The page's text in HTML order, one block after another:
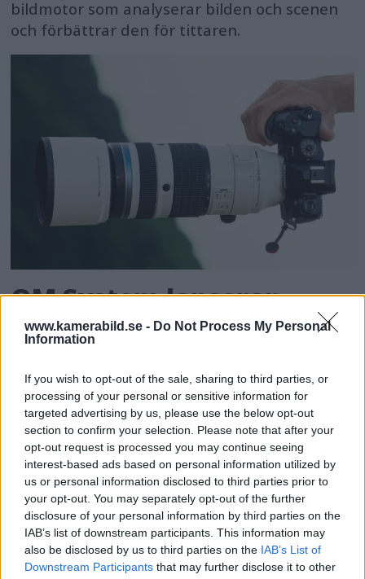
www.kamerabild.se - Do Not Process My Personal
Information
If you wish to opt-out of the sale, sharing to third parties, or
processing of your personal or sensitive information for
targeted advertising by us, please use the below opt-out
section to confirm your selection. Please note that after your
opt-out request is processed you may continue seeing
interest-based ads based on personal information utilized by
us or personal information disclosed to third parties prior to
your opt-out. You may separately opt-out of the further
disclosure of your personal information by third parties on the
IAB’s list of downstream participants. This information may
also be disclosed by us to third parties on the IAB’s List of
Downstream Participants that may further disclose it to other
bildmotor som analyserar bilden och scenen
och förbättrar den för tittaren.
OM System lanserar
gratislån av kameror &
OM System lanserar nu "Test & Wow"-
programmet i Sverige, vilket gör det möjligt
att låna hem kameror och objektiv under fem
dagar för att se hur utrustningen passar dina
behov.